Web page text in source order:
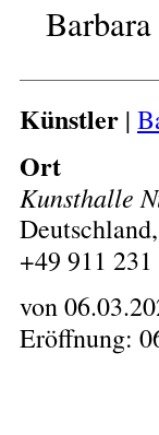
Künstler |
Ort
Kunsthalle
+49 911
von
Eröffnung: